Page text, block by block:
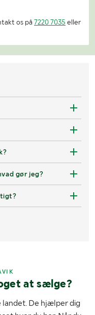
os på 7220 7035 eller
gør jeg?
at sælge?
landet. De hjælper dig